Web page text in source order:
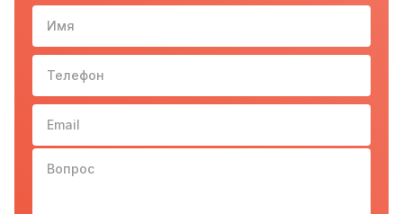
Имя
Телефон 10-
Email
Вопрос